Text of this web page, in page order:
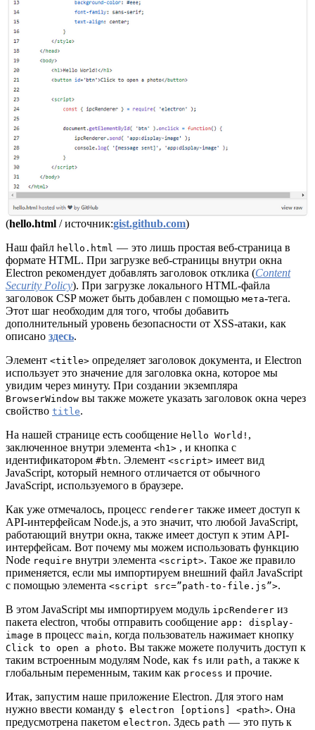
(hello.html / источник:gist.github.com)
Наш файл hello.html — это лишь простая веб-страница в
формате HTML. При загрузке веб-страницы внутри окна
Electron рекомендует добавлять заголовок отклика (Content
Security Policy). При загрузке локального HTML-файла
заголовок CSP может быть добавлен с помощью мета-тега.
Этот шаг необходим для того, чтобы добавить
дополнительный уровень безопасности от XSS-атаки, как
описано здесь.
Элемент <title> определяет заголовок документа, и Electron
использует это значение для заголовка окна, которое мы
увидим через минуту. При создании экземпляра
BrowserWindow вы также можете указать заголовок окна через
свойство title.
На нашей странице есть сообщение Hello World! ,
заключенное внутри элемента <h1> , и кнопка с
идентификатором #btn. Элемент <script> имеет вид
JavaScript, который немного отличается от обычного
JavaScript, используемого в браузере.
Как уже отмечалось, процесс renderer также имеет доступ к
API-интерфейсам Node.js, а это значит, что любой JavaScript,
работающий внутри окна, также имеет доступ к этим API-
интерфейсам. Вот почему мы можем использовать функцию
Node require внутри элемента <script>. Такое же правило
применяется, если мы импортируем внешний файл JavaScript
с помощью элемента <script src=”path-to-file.js”>.
В этом JavaScript мы импортируем модуль ipcRenderer из
пакета electron, чтобы отправить сообщение app: display-
image в процесс main, когда пользователь нажимает кнопку
Click to open a photo. Вы также можете получить доступ к
таким встроенным модулям Node, как fs или path, а также к
глобальным переменным, таким как process и прочие.
Итак, запустим наше приложение Electron. Для этого нам
нужно ввести команду $ electron [options] <path>. Она
предусмотрена пакетом electron. Здесь path — это путь к